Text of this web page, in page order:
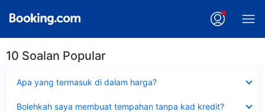
10 Soalan Popular
Apa yang termasuk di dalam harga?
Bolehkah saya membuat tempahan tanpa kad kredit?